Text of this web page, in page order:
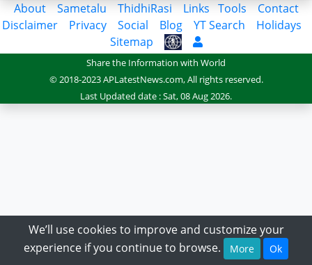
About Sametalu ThidhiRasi Links Tools
Contact
Disclaimer
Privacy Social Blog YT Search
Holidays
Sitemap
Share the Information with World
© 2018-2023 APLatestNews.com, All rights reserved.
Last Updated date : Sat, 08 Aug 2026.
We’ll use cookies to improve and customize your
experience if you continue to browse.
More Ok